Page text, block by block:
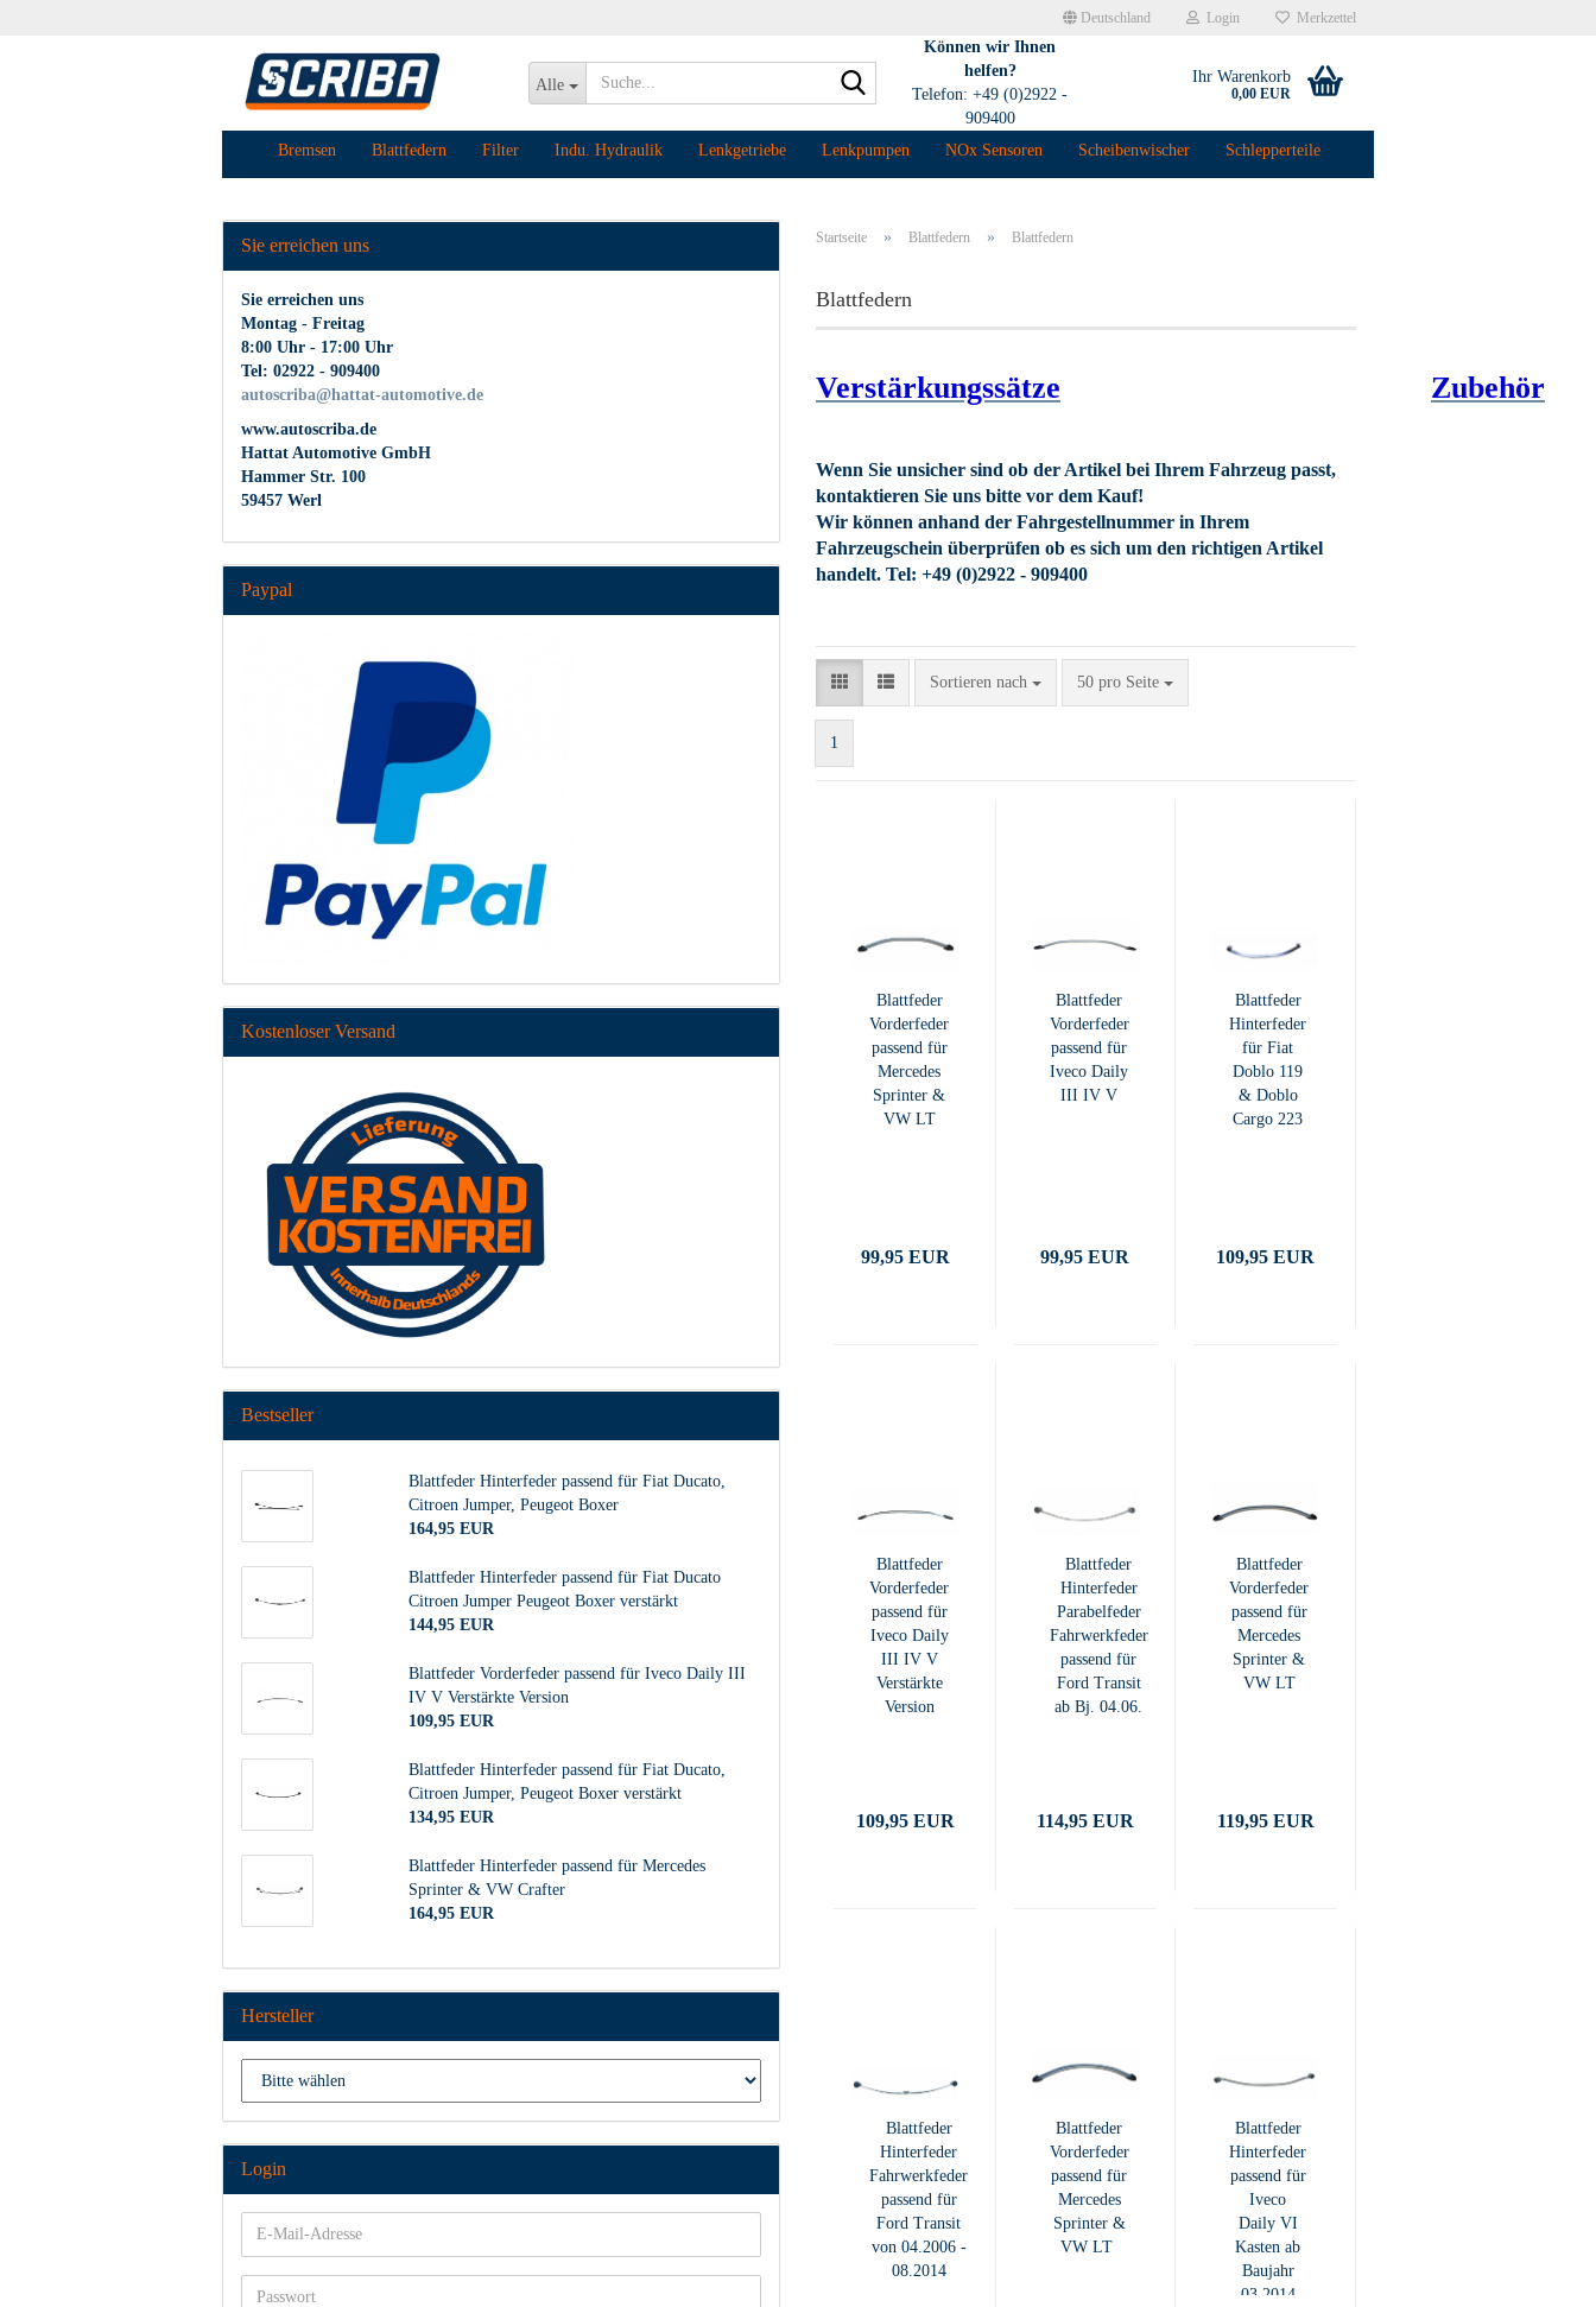
Deutschland Login Merkzettel
Alle
Können wir Ihnen
helfen?
Telefon: +49 (0)2922 -
909400
Ihr Warenkorb
0,00 EUR
Bremsen Blattfedern Filter Indu. Hydraulik Lenkgetriebe Lenkpumpen NOx Sensoren Scheibenwischer Schlepperteile
Startseite » Blattfedern » Blattfedern
Blattfedern
Verstärkungssätze Zubehör
Wenn Sie unsicher sind ob der Artikel bei Ihrem Fahrzeug passt,
kontaktieren Sie uns bitte vor dem Kauf!
Wir können anhand der Fahrgestellnummer in Ihrem
Fahrzeugschein überprüfen ob es sich um den richtigen Artikel
handelt. Tel: +49 (0)2922 - 909400​
Sortieren nach
Sortieren nach 50 pro Seite
pro Seite
1
Blattfeder
Vorderfeder
passend für
Mercedes
Sprinter &
VW LT
99,95 EUR
Blattfeder
Vorderfeder
passend für
Iveco Daily
III IV V
99,95 EUR
Blattfeder
Hinterfeder
für Fiat
Doblo 119
& Doblo
Cargo 223
109,95 EUR
Blattfeder
Vorderfeder
passend für
Iveco Daily
III IV V
Verstärkte
Version
109,95 EUR
Blattfeder
Hinterfeder
Parabelfeder
Fahrwerkfeder
passend für
Ford Transit
ab Bj. 04.06.
114,95 EUR
Blattfeder
Vorderfeder
passend für
Mercedes
Sprinter &
VW LT
119,95 EUR
Blattfeder
Hinterfeder
Fahrwerkfeder
passend für
Ford Transit
von 04.2006 -
08.2014
Blattfeder
Vorderfeder
passend für
Mercedes
Sprinter &
VW LT
Blattfeder
Hinterfeder
passend für
Iveco
Daily VI
Kasten ab
Baujahr
03.2014
Sie erreichen uns
Sie erreichen uns
Montag - Freitag
8:00 Uhr - 17:00 Uhr
Tel: 02922 - 909400
autoscriba@hattat-automotive.de
www.autoscriba.de
Hattat Automotive GmbH
Hammer Str. 100
59457 Werl
Paypal
Kostenloser Versand
Bestseller
Blattfeder Hinterfeder passend für Fiat Ducato,
Citroen Jumper, Peugeot Boxer
164,95 EUR
Blattfeder Hinterfeder passend für Fiat Ducato
Citroen Jumper Peugeot Boxer verstärkt
144,95 EUR
Blattfeder Vorderfeder passend für Iveco Daily III
IV V Verstärkte Version
109,95 EUR
Blattfeder Hinterfeder passend für Fiat Ducato,
Citroen Jumper, Peugeot Boxer verstärkt
134,95 EUR
Blattfeder Hinterfeder passend für Mercedes
Sprinter & VW Crafter
164,95 EUR
Hersteller
Login
E-
Mail-
Adresse
Passwort